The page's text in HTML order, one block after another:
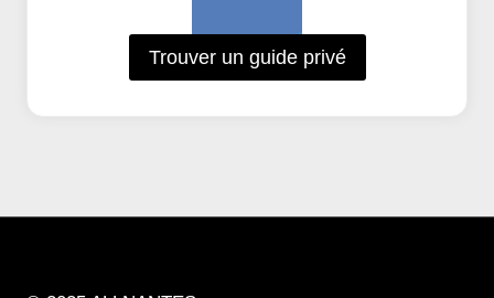
Trouver un guide privé